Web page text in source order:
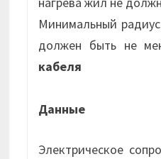
Минимальный
должен быть не
кабеля
Данные
Электрическое